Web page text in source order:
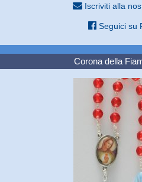
Iscriviti alla
Seguici su
Corona della